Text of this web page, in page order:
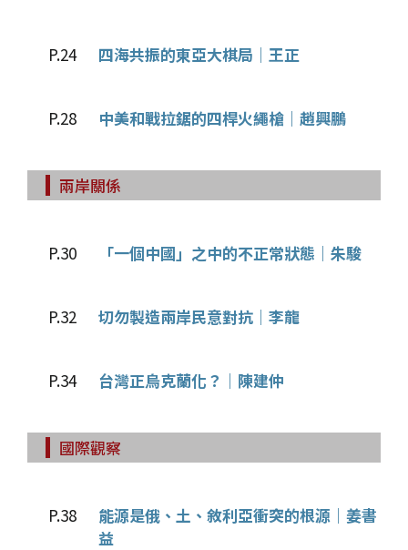
P.24 四海共振的東亞大棋局｜王正
P.28 中美和戰拉鋸的四桿火繩槍｜趙興鵬
兩岸關係
P.30 「一個中國」之中的不正常狀態｜朱駿
P.32 切勿製造兩岸民意對抗｜李龍
P.34 台灣正烏克蘭化？｜陳建仲
國際觀察
P.38
能源是俄、土、敘利亞衝突的根源｜姜書
益